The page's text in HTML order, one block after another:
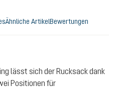
Ähnliche ArtikelBewertungen
lässt sich der Rucksack dank
Positionen für